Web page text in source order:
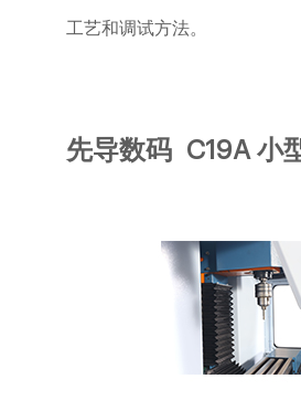
工艺和调试方法。
先导数码 C1 9A 小